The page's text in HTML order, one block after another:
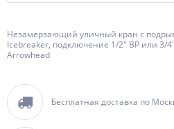
Незамерзающий уличный кран с
Icebreaker, подключение 1/2" ВР или 3/
Arrowhead
Бесплатная доставка по